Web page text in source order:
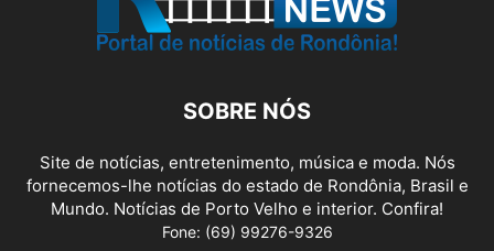
SOBRE NÓS
Site de notícias, entretenimento, música e moda. Nós
fornecemos-lhe notícias do estado de Rondônia, Brasil e
Mundo. Notícias de Porto Velho e interior. Confira!
Fone: (69) 99276-9326